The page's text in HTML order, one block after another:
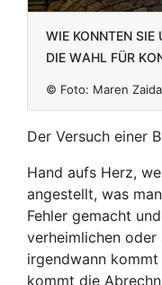
Wie konnten
die Wahl für
© Foto: Maren
Der Versuch einer
Hand aufs Herz,
angestellt, was
Fehler gemacht
verheimlichen
irgendwann
kommt die